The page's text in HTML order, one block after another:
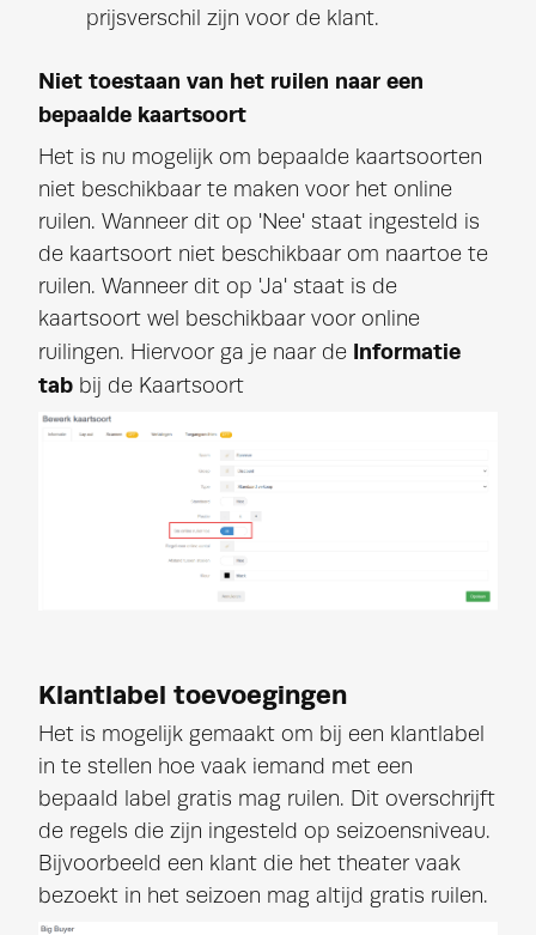
prijsverschil zijn voor de klant.
Niet toestaan van het ruilen naar een
bepaalde kaartsoort
Het is nu mogelijk om bepaalde kaartsoorten
niet beschikbaar te maken voor het online
ruilen. Wanneer dit op 'Nee' staat ingesteld is
de kaartsoort niet beschikbaar om naartoe te
ruilen. Wanneer dit op 'Ja' staat is de
kaartsoort wel beschikbaar voor online
ruilingen. Hiervoor ga je naar de Informatie
tab bij de Kaartsoort
Klantlabel toevoegingen
Het is mogelijk gemaakt om bij een klantlabel
in te stellen hoe vaak iemand met een
bepaald label gratis mag ruilen. Dit overschrijft
de regels die zijn ingesteld op seizoensniveau.
Bijvoorbeeld een klant die het theater vaak
bezoekt in het seizoen mag altijd gratis ruilen.